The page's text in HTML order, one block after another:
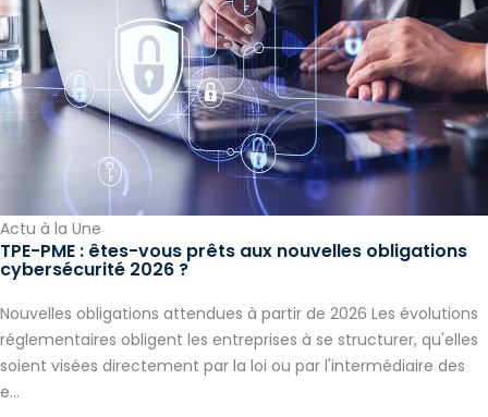
Actu à la Une
TPE-PME : êtes-vous prêts aux nouvelles obligations
cybersécurité 2026 ?
Nouvelles obligations attendues à partir de 2026 Les évolutions
réglementaires obligent les entreprises à se structurer, qu'elles
soient visées directement par la loi ou par l'intermédiaire des
e...